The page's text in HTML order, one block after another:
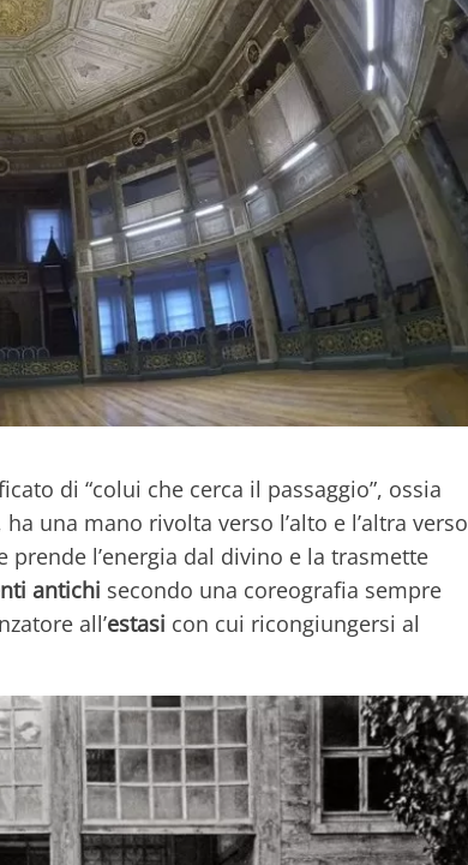
di “colui che cerca il passaggio”, ossia
una mano rivolta verso l’alto e l’altra verso
l’energia dal divino e la trasmette
antichi secondo una coreografia sempre
all’estasi con cui ricongiungersi al